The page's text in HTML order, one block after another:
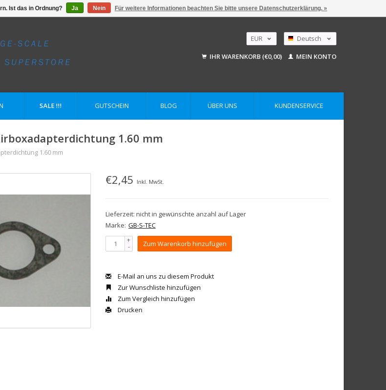
EUR
USD
Deutsch
English
IHR WARENKORB (€0,00) MEIN KONTO
SALE !!! GUTSCHEIN BLOG ÜBER UNS KUNDENSERVICE
1.60 mm
1.60 mm
€2,45 Inkl. MwSt.
Lieferzeit: nicht in gewünschte anzahl auf Lager
Marke: GB-S-TEC
+
- Zum Warenkorb hinzufügen
E-Mail an uns zu diesem Produkt
Zur Wunschliste hinzufügen
Zum Vergleich hinzufügen
Drucken
Ist das in Ordnung? Ja Nein Für weitere Informationen beachten Sie bitte unsere Datenschutzerklärung. »